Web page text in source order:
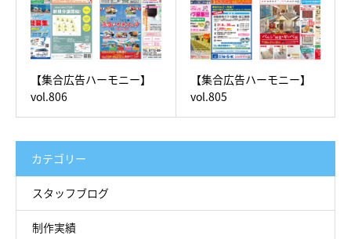
【集合広告ハーモニー】
vol.806
【集合広告ハーモニー】
vol.805
カテゴリー
スタッフブログ
制作実績